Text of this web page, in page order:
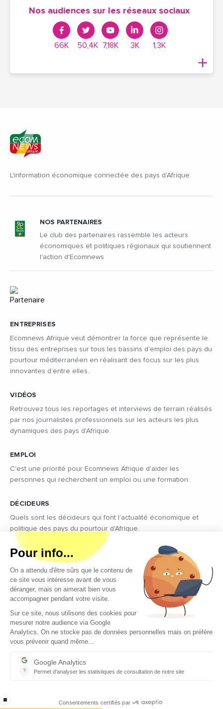
Nos audiences sur les réseaux sociaux
66K 50,4K 7,18K 3K 1,3K
L'information économique connectée des pays d'Afrique
ENTREPRISES
Ecomnews Afrique veut démontrer la force que représente le
tissu des entreprises sur tous les bassins d’emploi des pays du
pourtour méditerranéen en réalisant des focus sur les plus
innovantes d’entre elles.
VIDÉOS
Retrouvez tous les reportages et interviews de terrain réalisés
par nos journalistes professionnels sur les acteurs les plus
dynamiques des pays d'Afrique.
EMPLOI
C’est une priorité pour Ecomnews Afrique d’aider les
personnes qui recherchent un emploi ou une formation.
DÉCIDEURS
Quels sont les décideurs qui font l’actualité économique et
politique des pays du pourtour d'Afrique.
NOS PARTENAIRES
Le club des partenaires rassemble les acteurs
économiques et politiques régionaux qui soutiennent
l'action d'Ecomnews
Copyright © 2026 - Tous droits réservés
Qui sommes-nous ?
Contact